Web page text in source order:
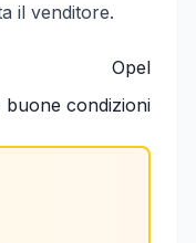
il venditore.
Opel
buone condizioni